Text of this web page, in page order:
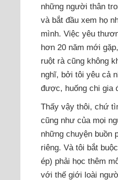
những người thân
và bắt đầu xem họ
mình. Việc yêu
hơn 20 năm mới
ruột rà cũng không
nghĩ, bởi tôi yêu cả
được, huống chi gia
Thấy vậy thôi, chứ
cũng như của mọi
những chuyện buồn
riêng. Và tôi bắt
ép) phải học thêm
với thế giới loài